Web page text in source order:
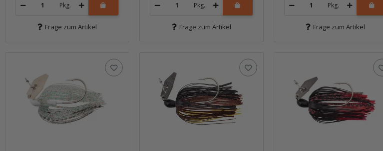
Pkg.
Frage zum Artikel
Pkg.
Frage zum Artikel
Pkg.
Frage zum Artikel